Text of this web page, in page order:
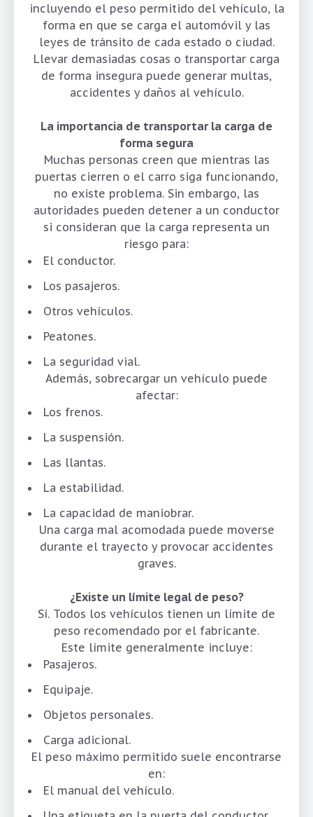
incluyendo el peso permitido del vehículo, la
forma en que se carga el automóvil y las
leyes de tránsito de cada estado o ciudad.
Llevar demasiadas cosas o transportar carga
de forma insegura puede generar multas,
accidentes y daños al vehículo.
La importancia de transportar la carga de
forma segura
Muchas personas creen que mientras las
puertas cierren o el carro siga funcionando,
no existe problema. Sin embargo, las
autoridades pueden detener a un conductor
si consideran que la carga representa un
riesgo para:
El conductor.
Los pasajeros.
Otros vehículos.
Peatones.
La seguridad vial.
Además, sobrecargar un vehículo puede
afectar:
Los frenos.
La suspensión.
Las llantas.
La estabilidad.
La capacidad de maniobrar.
Una carga mal acomodada puede moverse
durante el trayecto y provocar accidentes
graves.
¿Existe un límite legal de peso?
Sí. Todos los vehículos tienen un límite de
peso recomendado por el fabricante.
Este límite generalmente incluye:
Pasajeros.
Equipaje.
Objetos personales.
Carga adicional.
El peso máximo permitido suele encontrarse
en:
El manual del vehículo.